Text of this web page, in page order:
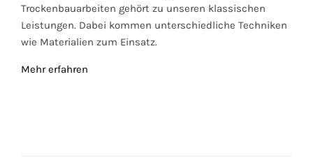
Trockenbauarbeiten gehört zu unseren klassischen
Leistungen. Dabei kommen unterschiedliche Techniken
wie Materialien zum Einsatz.
Mehr erfahren